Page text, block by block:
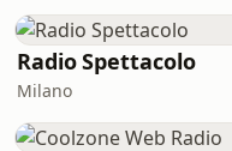
Radio Spettacolo
Milano